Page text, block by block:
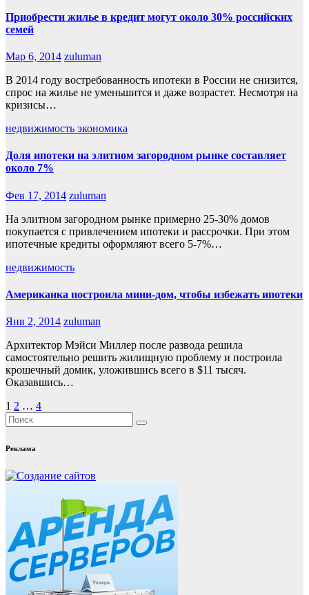
Приобрести жилье в кредит могут около 30% российских
семей
Мар 6, 2014 zuluman
В 2014 году востребованность ипотеки в России не снизится,
спрос на жилье не уменьшится и даже возрастет. Несмотря на
кризисы…
недвижимость экономика
Доля ипотеки на элитном загородном рынке составляет
около 7%
Фев 17, 2014 zuluman
На элитном загородном рынке примерно 25-30% домов
покупается с привлечением ипотеки и рассрочки. При этом
ипотечные кредиты оформляют всего 5-7%…
недвижимость
Американка построила мини-дом, чтобы избежать ипотеки
Янв 2, 2014 zuluman
Архитектор Мэйси Миллер после развода решила
самостоятельно решить жилищную проблему и построила
крошечный домик, уложившись всего в $11 тысяч.
Оказавшись…
Пагинация
записей
1 2 … 4
Реклама